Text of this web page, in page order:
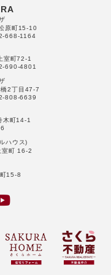
原町15-10
668-1164
室町72-1
690-4801
2丁目47-7
808-6639
木町14-1
ハウス)
室町 16-2
15-8